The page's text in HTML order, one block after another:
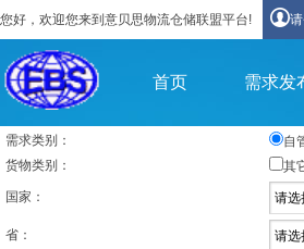
您好，欢迎您来到意贝思物流仓储联盟平台!
首页 需求发
需求类别： 自
货物类别：
其
国家：
省：